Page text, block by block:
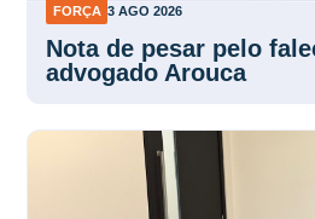
FORÇA 3 AGO 2026
Nota de pesar pelo
advogado Arouca